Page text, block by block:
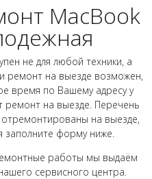
MacBook
не для любой техники, а
ремонт на выезде возможен,
время по Вашему адресу у
на выезде. Перечень
на выезде,
заполните форму ниже.
работы мы выдаём
сервисного центра.